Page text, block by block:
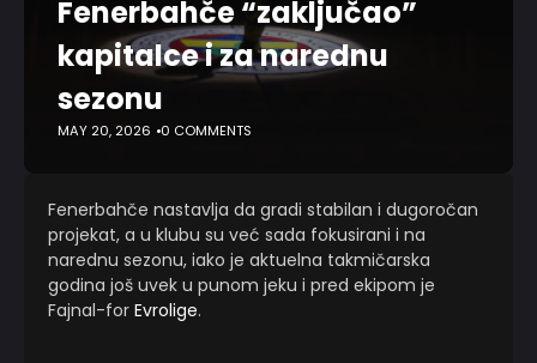
Fenerbahče “zaključao”
kapitalce i za narednu
sezonu
MAY 20, 2026 0 COMMENTS
Fenerbahče nastavlja da gradi stabilan i dugoročan
projekat, a u klubu su već sada fokusirani i na
narednu sezonu, iako je aktuelna takmičarska
godina još uvek u punom jeku i pred ekipom je
Fajnal-for Evrolige.